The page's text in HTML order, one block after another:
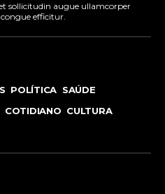
sollicitudin augue ullamcorper
efficitur.
POLÍTICA SAÚDE
COTIDIANO CULTURA